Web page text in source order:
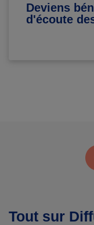
Deviens
d'écoute
Tout sur